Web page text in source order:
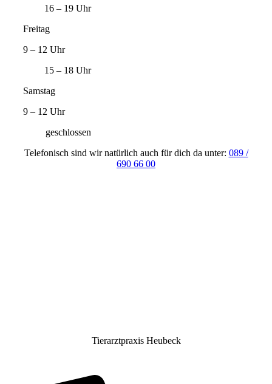
16 – 19 Uhr
Freitag
9 – 12 Uhr
15 – 18 Uhr
Samstag
9 – 12 Uhr
geschlossen
Telefonisch sind wir natürlich auch für dich da unter: 089 /
690 66 00
Tierarztpraxis Heubeck